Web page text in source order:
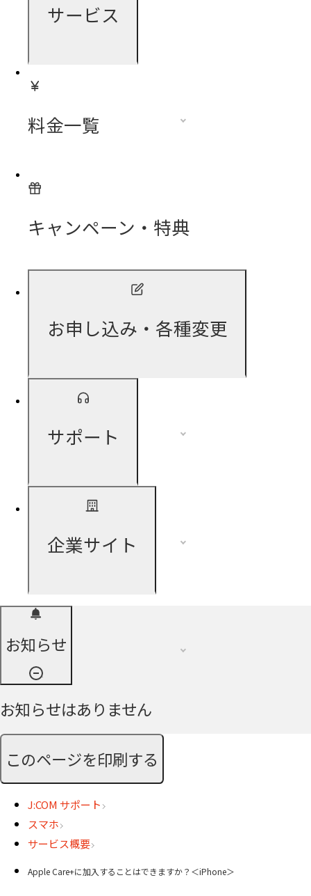
サービス
料金一覧
キャンペーン・特典
お申し込み・各種変更
サポート
企業サイト
お知らせ
お知らせはありません
このページを印刷する
J:COM サポート
スマホ
サービス概要
Apple Care+に加入することはできますか？＜iPhone＞